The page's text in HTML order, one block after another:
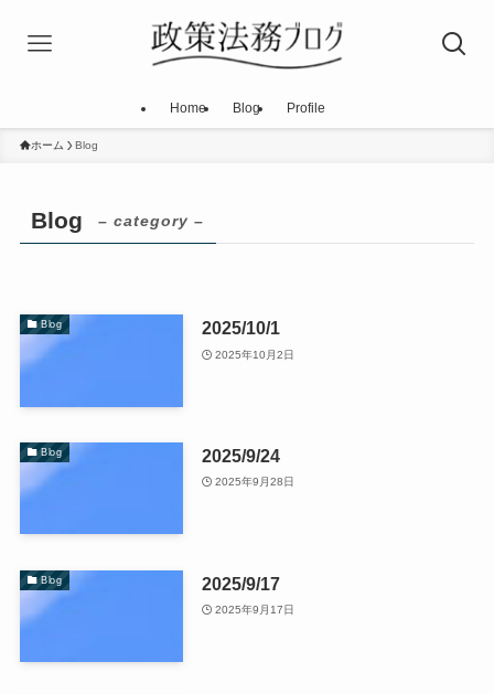
Home Blog Profile
ホーム Blog
Blog – category –
Blog 2025/10/1
2025年10月2日
Blog 2025/9/24
2025年9月28日
Blog 2025/9/17
2025年9月17日